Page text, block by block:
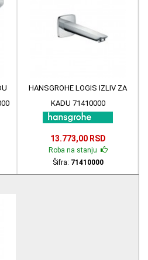
HANSGROHE LOGIS IZLIV ZA
KADU 71410000
13.773,00 RSD
Roba na stanju
Šifra: 71410000